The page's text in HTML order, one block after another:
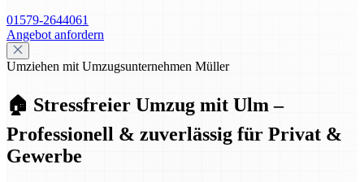
01579-2644061
Angebot anfordern
Umziehen mit Umzugsunternehmen Müller
🏠 Stressfreier Umzug mit Ulm –
Professionell & zuverlässig für Privat &
Gewerbe